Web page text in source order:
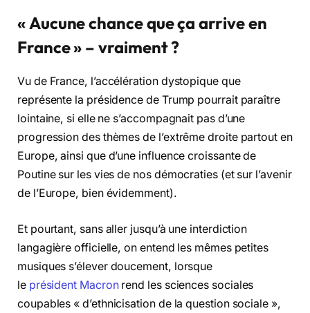
« Aucune chance que ça arrive en
France » – vraiment ?
Vu de France, l’accélération dystopique que
représente la présidence de Trump pourrait paraître
lointaine, si elle ne s’accompagnait pas d’une
progression des thèmes de l’extrême droite partout en
Europe, ainsi que d’une influence croissante de
Poutine sur les vies de nos démocraties (et sur l’avenir
de l’Europe, bien évidemment).
Et pourtant, sans aller jusqu’à une interdiction
langagière officielle, on entend les mêmes petites
musiques s’élever doucement, lorsque
le président Macronrend les sciences sociales
coupables « d’ethnicisation de la question sociale »,